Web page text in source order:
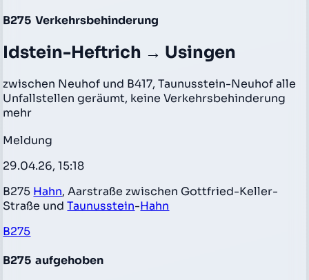
B275 Verkehrsbehinderung
Idstein-Heftrich → Usingen
zwischen Neuhof und B417, Taunusstein-Neuhof alle
Unfallstellen geräumt, keine Verkehrsbehinderung
mehr
Meldung
29.04.26, 15:18
B275 Hahn, Aarstraße zwischen Gottfried-Keller-
Straße undTaunusstein-Hahn
B275
B275 aufgehoben